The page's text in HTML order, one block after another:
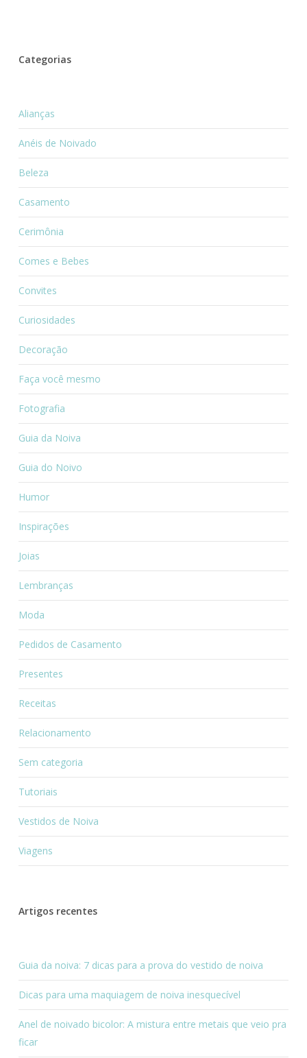
Categorias
Alianças
Anéis de Noivado
Beleza
Casamento
Cerimônia
Comes e Bebes
Convites
Curiosidades
Decoração
Faça você mesmo
Fotografia
Guia da Noiva
Guia do Noivo
Humor
Inspirações
Joias
Lembranças
Moda
Pedidos de Casamento
Presentes
Receitas
Relacionamento
Sem categoria
Tutoriais
Vestidos de Noiva
Viagens
Artigos recentes
Guia da noiva: 7 dicas para a prova do vestido de noiva
Dicas para uma maquiagem de noiva inesquecível
Anel de noivado bicolor: A mistura entre metais que veio pra
ficar